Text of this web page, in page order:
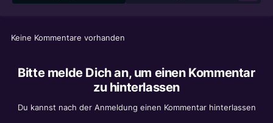
Keine Kommentare vorhanden
Bitte melde Dich an, um einen Kommentar
zu hinterlassen
Du kannst nach der Anmeldung einen Kommentar hinterlassen